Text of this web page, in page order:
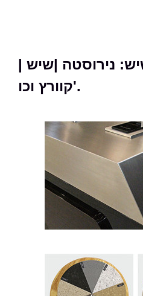
נירוסטה |שיש |
קוורץ וכו'.